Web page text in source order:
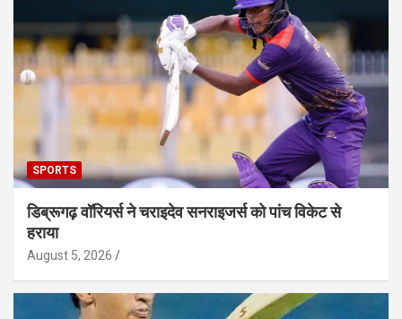
SPORTS
डिब्रूगढ़ वॉरियर्स ने चराइदेव सनराइजर्स को पांच विकेट से
हराया
August 5, 2026